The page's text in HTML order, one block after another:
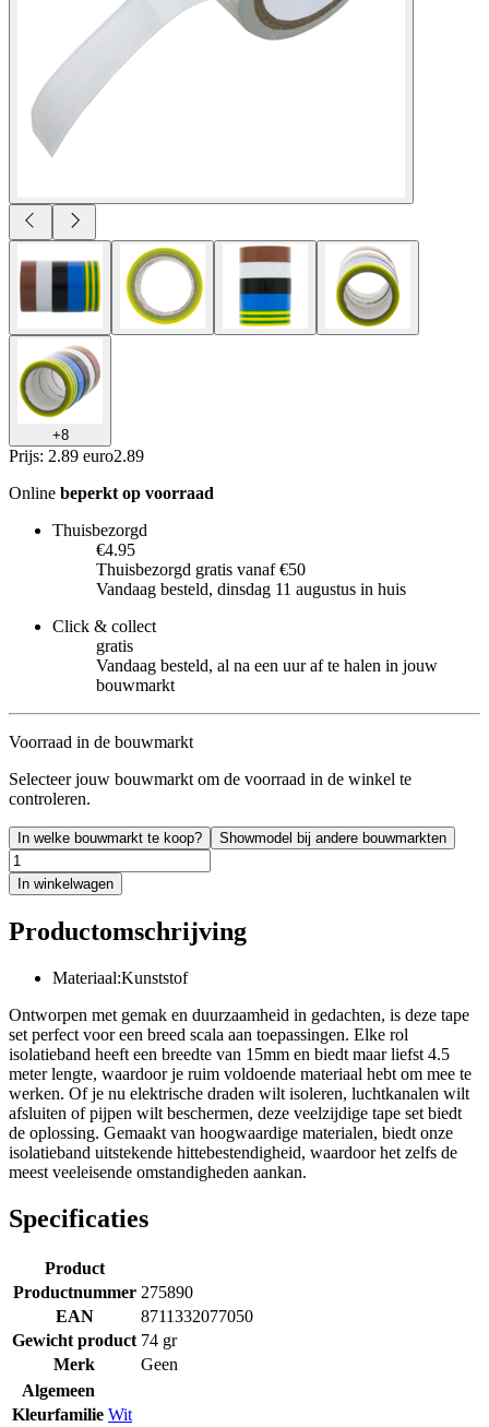
+8
Prijs: 2.89 euro2.89
Online beperkt op voorraad
Thuisbezorgd
€4.95
Thuisbezorgd gratis vanaf €50
Vandaag besteld, dinsdag 11 augustus in huis
Click & collect
gratis
Vandaag besteld, al na een uur af te halen in jouw
bouwmarkt
Voorraad in de bouwmarkt
Selecteer jouw bouwmarkt om de voorraad in de winkel te
controleren.
In welke bouwmarkt te koop? Showmodel bij andere bouwmarkten
In winkelwagen
Productomschrijving
Materiaal:Kunststof
Ontworpen met gemak en duurzaamheid in gedachten, is deze tape
set perfect voor een breed scala aan toepassingen. Elke rol
isolatieband heeft een breedte van 15mm en biedt maar liefst 4.5
meter lengte, waardoor je ruim voldoende materiaal hebt om mee te
werken. Of je nu elektrische draden wilt isoleren, luchtkanalen wilt
afsluiten of pijpen wilt beschermen, deze veelzijdige tape set biedt
de oplossing. Gemaakt van hoogwaardige materialen, biedt onze
isolatieband uitstekende hittebestendigheid, waardoor het zelfs de
meest veeleisende omstandigheden aankan.
Specificaties
Product
Productnummer 275890
EAN
8711332077050
Gewicht product 74 gr
Merk
Geen
Algemeen
Kleurfamilie Wit